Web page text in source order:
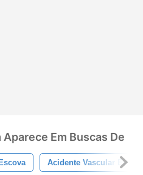
Em Buscas De
Escova Acidente Vascular